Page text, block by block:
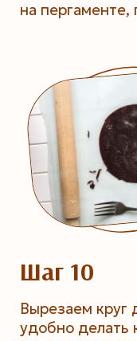
на
Шаг 10
Вырезаем круг
удобно делать